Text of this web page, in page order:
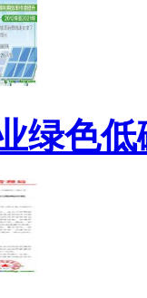
绿色